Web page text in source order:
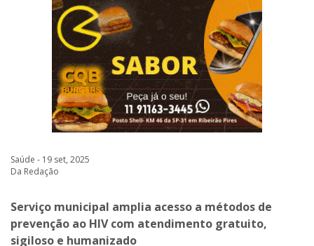
Saúde - 19 set, 2025
Da Redação
Serviço municipal amplia acesso a métodos de
prevenção ao HIV com atendimento gratuito,
sigiloso e humanizado